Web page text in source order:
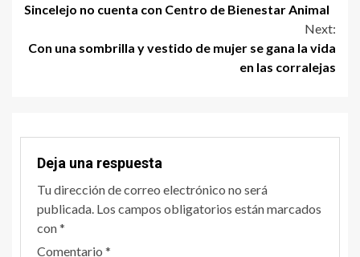
Sincelejo no cuenta con Centro de Bienestar Animal
Next:
Con una sombrilla y vestido de mujer se gana la vida
en las corralejas
Deja una respuesta
Tu dirección de correo electrónico no será
publicada. Los campos obligatorios están marcados
con*
Comentario *